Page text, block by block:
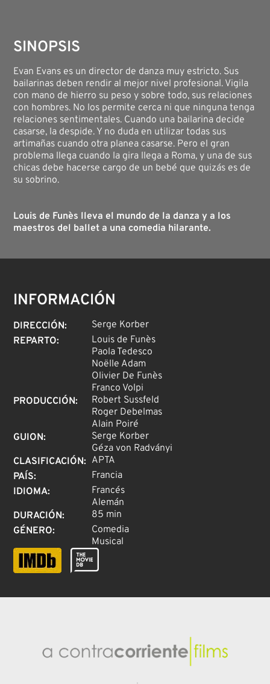
SINOPSIS
Evan Evans es un director de danza muy estricto. Sus
bailarinas deben rendir al mejor nivel profesional. Vigila
con mano de hierro su peso y sobre todo, sus relaciones
con hombres. No los permite cerca ni que ninguna tenga
relaciones sentimentales. Cuando una bailarina decide
casarse, la despide. Y no duda en utilizar todas sus
artimañas cuando otra planea casarse. Pero el gran
problema llega cuando la gira llega a Roma, y una de sus
chicas debe hacerse cargo de un bebé que quizás es de
su sobrino.
Louis de Funès lleva el mundo de la danza y a los
maestros del ballet a una comedia hilarante.
INFORMACIÓN
DIRECCIÓN:
Serge Korber
REPARTO:
Louis de Funès
Paola Tedesco
Noëlle Adam
Olivier De Funès
Franco Volpi
PRODUCCIÓN:
Robert Sussfeld
Roger Debelmas
Alain Poiré
GUION:
Serge Korber
Géza von Radványi
CLASIFICACIÓN: APTA
PAÍS:
Francia
IDIOMA:
Francés
Alemán
DURACIÓN:
85 min
GÉNERO:
Comedia
Musical